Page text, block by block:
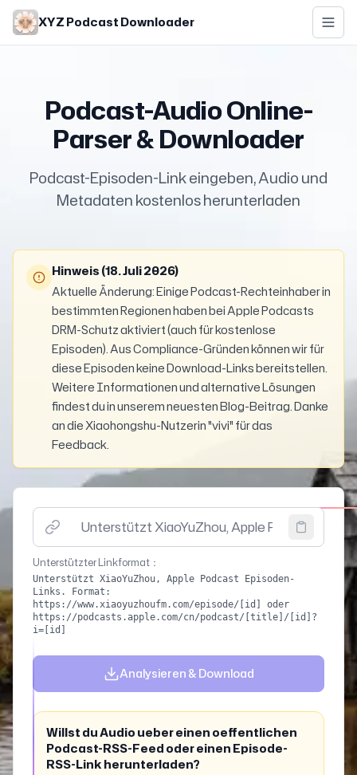
Skip to main content
XYZ Podcast Downloader
Podcast-Audio Online-
Parser & Downloader
Podcast-Episoden-Link eingeben, Audio und
Metadaten kostenlos herunterladen
Hinweis (18. Juli 2026)
Aktuelle Änderung: Einige Podcast-Rechteinhaber in
bestimmten Regionen haben bei Apple Podcasts
DRM-Schutz aktiviert (auch für kostenlose
Episoden). Aus Compliance-Gründen können wir für
diese Episoden keine Download-Links bereitstellen.
Weitere Informationen und alternative Lösungen
findest du in unserem neuesten Blog-Beitrag. Danke
an die Xiaohongshu-Nutzerin "vivi" für das
Feedback.
Bitte Podcast-Episoden-Link eingeben (unterstützt
Unterstützter Linkformat ：
Unterstützt XiaoYuZhou, Apple Podcast Episoden-
Links. Format:
https://www.xiaoyuzhoufm.com/episode/[id] oder
https://podcasts.apple.com/cn/podcast/[title]/[id]?
i=[id]
Analysieren & Download
Willst du Audio ueber einen oeffentlichen
Podcast-RSS-Feed oder einen Episode-
RSS-Link herunterladen?